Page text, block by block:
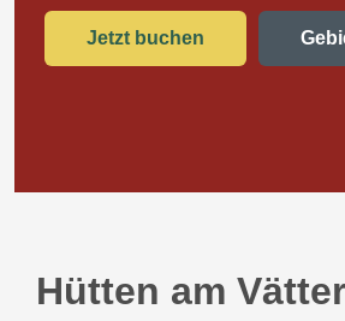
Jetzt buchen
Hütten am